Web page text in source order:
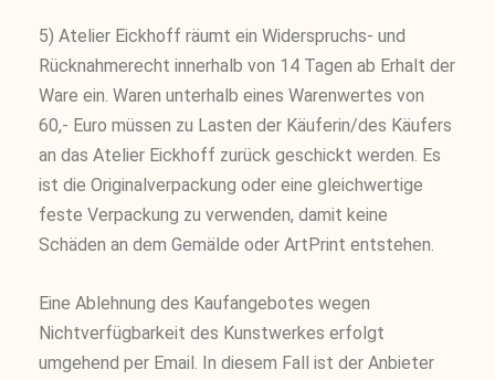
5) Atelier Eickhoff räumt ein Widerspruchs- und
Rücknahmerecht innerhalb von 14 Tagen ab Erhalt der
Ware ein. Waren unterhalb eines Warenwertes von
60,- Euro müssen zu Lasten der Käuferin/des Käufers
an das Atelier Eickhoff zurück geschickt werden. Es
ist die Originalverpackung oder eine gleichwertige
feste Verpackung zu verwenden, damit keine
Schäden an dem Gemälde oder ArtPrint entstehen.
Eine Ablehnung des Kaufangebotes wegen
Nichtverfügbarkeit des Kunstwerkes erfolgt
umgehend per Email. In diesem Fall ist der Anbieter